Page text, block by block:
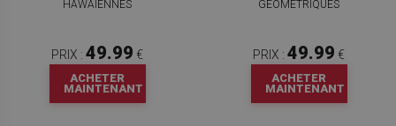
HAWAÏENNES
PRIX : 49.99 €
ACHETER
MAINTENANT
GÉOMÉTRIQUES
PRIX : 49.99 €
ACHETER
MAINTENANT